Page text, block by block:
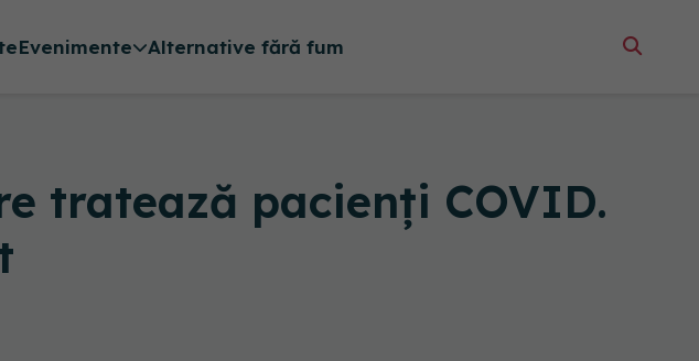
Evenimente Alternative fără fum
tratează pacienți COVID.